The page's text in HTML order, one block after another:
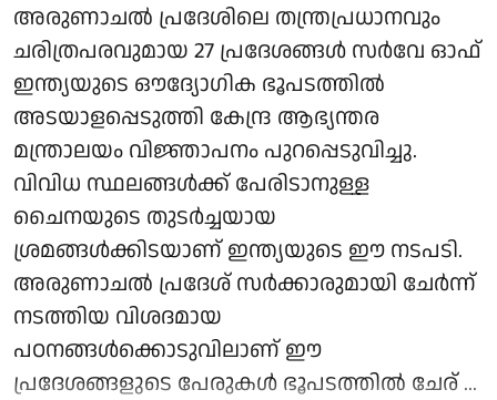
അരുണാചല്‍ പ്രദേശിലെ തന്ത്രപ്രധാനവും
ചരിത്രപരവുമായ 27 പ്രദേശങ്ങള്‍ സര്‍വേ ഓഫ്
ഇന്ത്യയുടെ ഔദ്യോഗിക ഭൂപടത്തില്‍
അടയാളപ്പെടുത്തി കേന്ദ്ര ആഭ്യന്തര
മന്ത്രാലയം വിജ്ഞാപനം പുറപ്പെടുവിച്ചു.
വിവിധ സ്ഥലങ്ങള്‍ക്ക് പേരിടാനുള്ള
ചൈനയുടെ തുടര്‍ച്ചയായ
ശ്രമങ്ങള്‍ക്കിടയാണ് ഇന്ത്യയുടെ ഈ നടപടി.
അരുണാചല്‍ പ്രദേശ് സര്‍ക്കാരുമായി ചേര്‍ന്ന്
നടത്തിയ വിശദമായ
പഠനങ്ങള്‍ക്കൊടുവിലാണ് ഈ
പ്രദേശങ്ങളുടെ പേരുകള്‍ ഭൂപടത്തില്‍ ചേര് ...